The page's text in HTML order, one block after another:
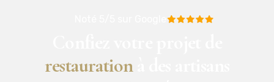
restaurationà des artisans